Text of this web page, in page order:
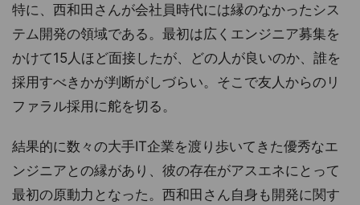
特に、西和田さんが会社員時代には縁のなかったシス
テム開発の領域である。最初は広くエンジニア募集を
かけて15人ほど面接したが、どの人が良いのか、誰を
採用すべきかが判断がしづらい。そこで友人からのリ
ファラル採用に舵を切る。
結果的に数々の大手IT企業を渡り歩いてきた優秀なエ
ンジニアとの縁があり、彼の存在がアスエネにとって
最初の原動力となった。西和田さん自身も開発に関す